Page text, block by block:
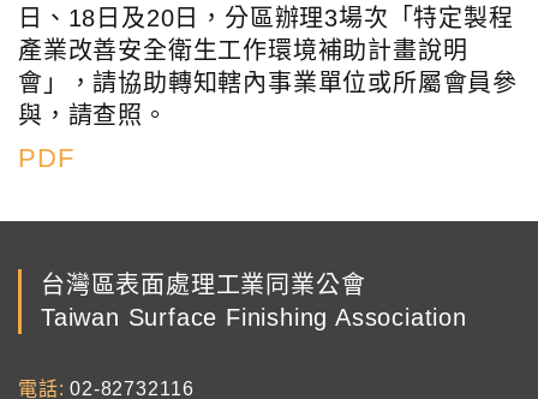
日、18日及20日，分區辦理3場次「特定製程
產業改善安全衛生工作環境補助計畫說明
會」，請協助轉知轄內事業單位或所屬會員參
與，請查照。
PDF
台灣區表面處理工業同業公會
Taiwan Surface Finishing Association
電話
02-82732116